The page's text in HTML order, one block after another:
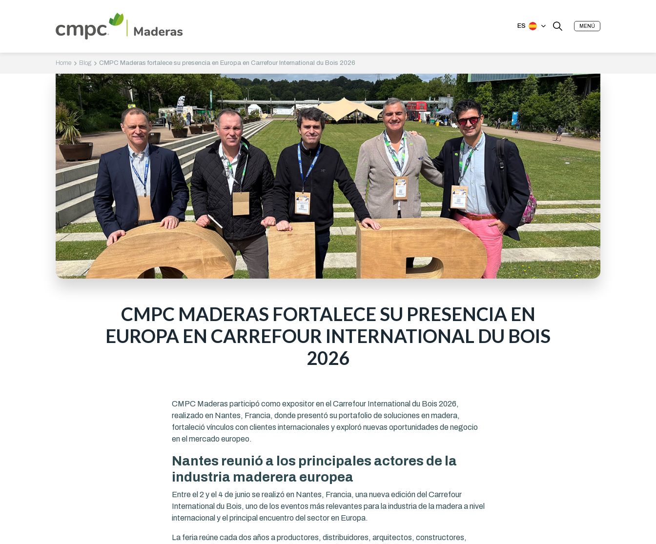
ES MENÚ
Home Blog CMPC Maderas fortalece su presencia en Europa en Carrefour International du Bois 2026
CMPC MADERAS FORTALECE SU PRESENCIA EN
EUROPA EN CARREFOUR INTERNATIONAL DU BOIS
2026
CMPC Maderas participó como expositor en el Carrefour International du Bois 2026,
realizado en Nantes, Francia, donde presentó su portafolio de soluciones en madera,
fortaleció vínculos con clientes internacionales y exploró nuevas oportunidades de negocio
en el mercado europeo.
Nantes reunió a los principales actores de la
industria maderera europea
Entre el 2 y el 4 de junio se realizó en Nantes, Francia, una nueva edición del Carrefour
International du Bois, uno de los eventos más relevantes para la industria de la madera a nivel
internacional y el principal encuentro del sector en Europa.
La feria reúne cada dos años a productores, distribuidores, arquitectos, constructores,